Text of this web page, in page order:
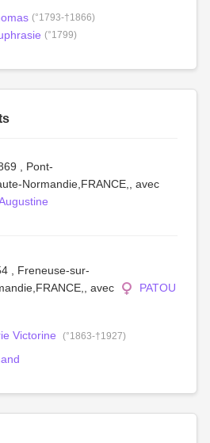
(°1793-†1866)
(°1799)
, Pont-
Normandie,FRANCE,, avec
, Freneuse-sur-
avec
PATOU
Victorine (°1863-†1927)